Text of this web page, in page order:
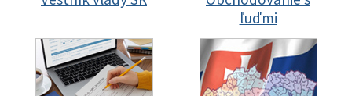
ľuďmi